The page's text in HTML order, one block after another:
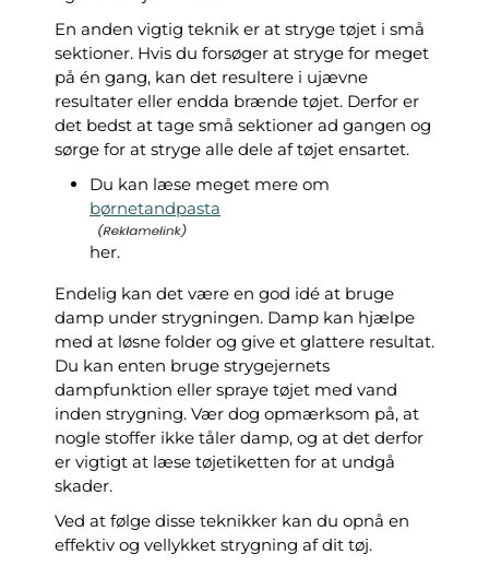
En anden vigtig teknik er at stryge tøjet i små
sektioner. Hvis du forsøger at stryge for meget
på én gang, kan det resultere i ujævne
resultater eller endda brænde tøjet. Derfor er
det bedst at tage små sektioner ad gangen og
sørge for at stryge alle dele af tøjet ensartet.
Du kan læse meget mere om
børnetandpasta
her.
Endelig kan det være en god idé at bruge
damp under strygningen. Damp kan hjælpe
med at løsne folder og give et glattere resultat.
Du kan enten bruge strygejernets
dampfunktion eller spraye tøjet med vand
inden strygning. Vær dog opmærksom på, at
nogle stoffer ikke tåler damp, og at det derfor
er vigtigt at læse tøjetiketten for at undgå
skader.
Ved at følge disse teknikker kan du opnå en
effektiv og vellykket strygning af dit tøj.